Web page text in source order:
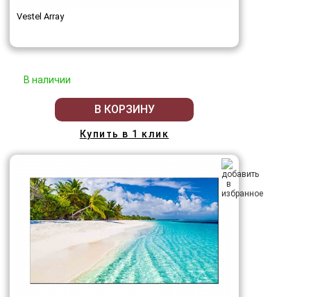
Vestel Array
В наличии
В КОРЗИНУ
Купить в 1 клик